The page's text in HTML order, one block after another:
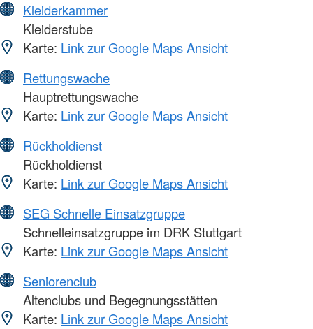
Kleiderkammer
Kleiderstube
Karte: Link zur Google Maps Ansicht
Rettungswache
Hauptrettungswache
Karte: Link zur Google Maps Ansicht
Rückholdienst
Rückholdienst
Karte: Link zur Google Maps Ansicht
SEG Schnelle Einsatzgruppe
Schnelleinsatzgruppe im DRK Stuttgart
Karte: Link zur Google Maps Ansicht
Seniorenclub
Altenclubs und Begegnungsstätten
Karte: Link zur Google Maps Ansicht